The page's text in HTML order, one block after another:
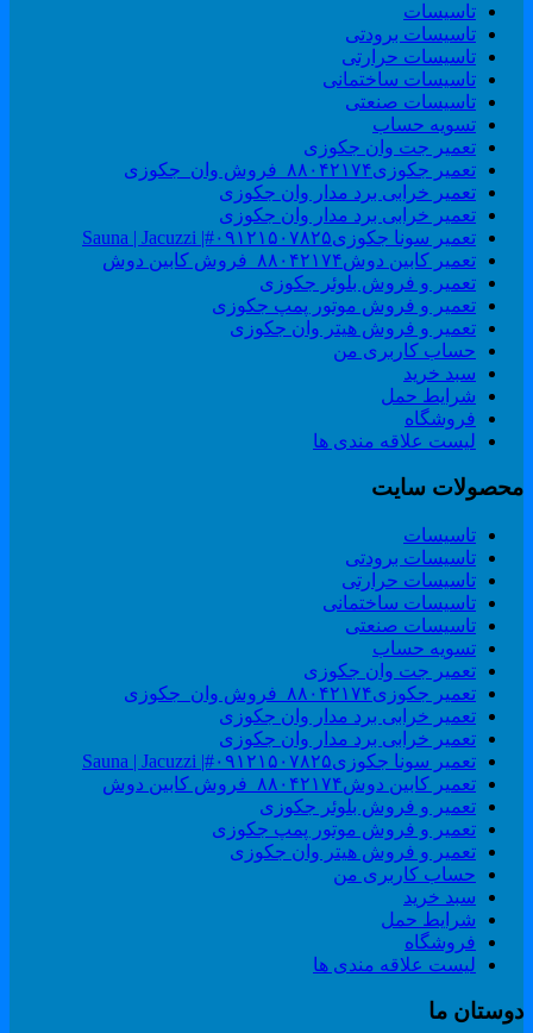
تاسیسات
تاسیسات برودتی
تاسیسات حرارتی
تاسیسات ساختمانی
تاسیسات صنعتی
تسویه حساب
تعمیر جت وان جکوزی
تعمیر جکوزی۸۸۰۴۲۱۷۴_فروش وان_جکوزی
تعمیر خرابی برد مدار وان جکوزی
تعمیر خرابی برد مدار وان جکوزی
تعمیر سونا جکوزی۰۹۱۲۱۵۰۷۸۲۵#| Sauna | Jacuzzi
تعمیر کابین دوش۸۸۰۴۲۱۷۴_فروش کابین دوش
تعمیر و فروش بلوئر جکوزی
تعمیر و فروش موتور پمپ جکوزی
تعمیر و فروش هیتر وان جکوزی
حساب کاربری من
سبد خرید
شرایط حمل
فروشگاه
لیست علاقه مندی ها
سایت
تاسیسات
تاسیسات برودتی
تاسیسات حرارتی
تاسیسات ساختمانی
تاسیسات صنعتی
تسویه حساب
تعمیر جت وان جکوزی
تعمیر جکوزی۸۸۰۴۲۱۷۴_فروش وان_جکوزی
تعمیر خرابی برد مدار وان جکوزی
تعمیر خرابی برد مدار وان جکوزی
تعمیر سونا جکوزی۰۹۱۲۱۵۰۷۸۲۵#| Sauna | Jacuzzi
تعمیر کابین دوش۸۸۰۴۲۱۷۴_فروش کابین دوش
تعمیر و فروش بلوئر جکوزی
تعمیر و فروش موتور پمپ جکوزی
تعمیر و فروش هیتر وان جکوزی
حساب کاربری من
سبد خرید
شرایط حمل
فروشگاه
لیست علاقه مندی ها
ما